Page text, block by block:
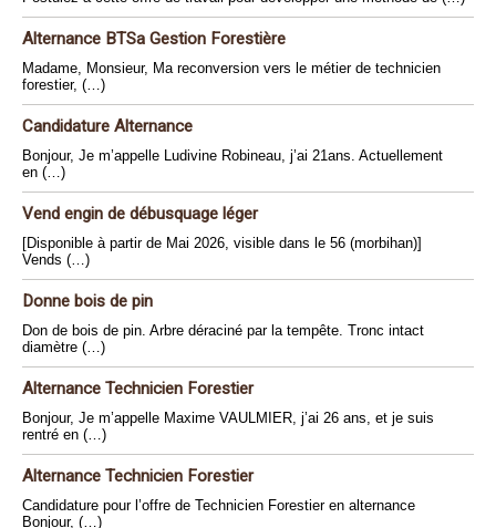
Alternance BTSa Gestion Forestière
Madame, Monsieur, Ma reconversion vers le métier de technicien
forestier, (…)
Candidature Alternance
Bonjour, Je m’appelle Ludivine Robineau, j’ai 21ans. Actuellement
en (…)
Vend engin de débusquage léger
[Disponible à partir de Mai 2026, visible dans le 56 (morbihan)]
Vends (…)
Donne bois de pin
Don de bois de pin. Arbre déraciné par la tempête. Tronc intact
diamètre (…)
Alternance Technicien Forestier
Bonjour, Je m’appelle Maxime VAULMIER, j’ai 26 ans, et je suis
rentré en (…)
Alternance Technicien Forestier
Candidature pour l’offre de Technicien Forestier en alternance
Bonjour, (…)